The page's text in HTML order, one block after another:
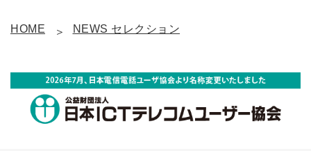
HOME NEWS セレクション